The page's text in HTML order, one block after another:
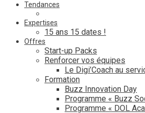
Tendances
Expertises
15 ans 15 dates !
Offres
Start-up Packs
Renforcer vos équipes
Le Digi’Coach au
Formation
Buzz Innovation Day
Programme « Buzz
Programme « DOL